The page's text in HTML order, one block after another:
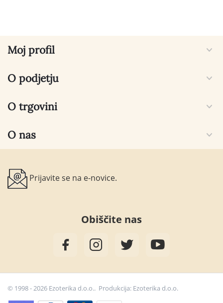
Moj profil
O podjetju
O trgovini
O nas
Prijavite se na e-novice.
Obiščite nas
© 1998 - 2026 Ezoterika d.o.o.. Produkcija: Ezoterika d.o.o.